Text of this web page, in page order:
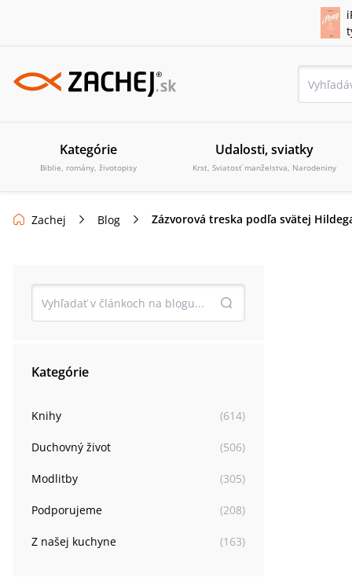
Kategórie
Biblie, romány, životopisy
Udalosti, sviatky
Krst, Sviatosť manželstva, Narodeniny
Zachej Blog Zázvorová treska podľa svätej
Kategórie
Knihy (614)
Duchovný život (506)
Modlitby (305)
Podporujeme (208)
Z našej kuchyne (163)